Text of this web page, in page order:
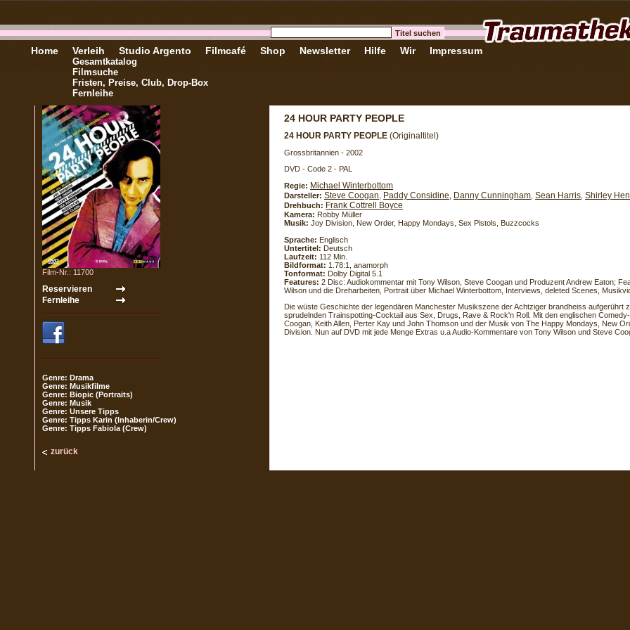
Home Verleih
Gesamtkatalog
Filmsuche
Fristen, Preise, Club, Drop-Box
Fernleihe
Studio Argento Filmcafé Shop Newsletter Hilfe Wir Impressum
Film-Nr.: 11700
Genre: Drama
Genre: Musikfilme
Genre: Biopic (Portraits)
Genre: Musik
Genre: Unsere Tipps
Genre: Tipps Karin (Inhaberin/Crew)
Genre: Tipps Fabiola (Crew)
zurück
24 HOUR PARTY PEOPLE
24 HOUR PARTY PEOPLE (Originaltitel)
Grossbritannien - 2002
DVD - Code 2 - PAL
Regie: Michael Winterbottom
Darsteller: Steve Coogan Paddy Considine Danny Cunningham Sean Harris Shirley
Drehbuch: Frank Cottrell Boyce
Kamera: Robby Müller
Musik: Joy Division, New Order, Happy Mondays, Sex Pistols, Buzzcocks
Sprache: Englisch
Untertitel: Deutsch
Laufzeit: 112 Min.
Bildformat: 1.78:1, anamorph
Tonformat: Dolby Digital 5.1
Features: 2 Disc: Audiokommentar mit Tony Wilson, Steve Coogan und Produzent Andrew Eaton;
Wilson und die Dreharbeiten, Portrait über Michael Winterbottom, Interviews, deleted Scenes,
Die wüste Geschichte der legendären Manchester Musikszene der Achtziger brandheiss aufgerührt
sprudelnden Trainspotting-Cocktail aus Sex, Drugs, Rave & Rock'n Roll. Mit den englischen
Coogan, Keith Allen, Perter Kay und John Thomson und der Musik von The Happy Mondays, New
Division. Nun auf DVD mit jede Menge Extras u.a Audio-Kommentare von Tony Wilson und Steve